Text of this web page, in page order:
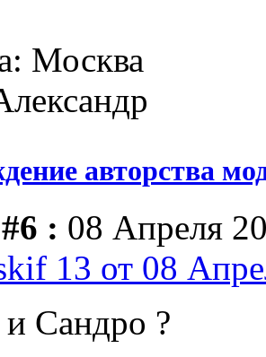
Москва
авторства
: 08 Апреля
13 от 08
Сандро ?